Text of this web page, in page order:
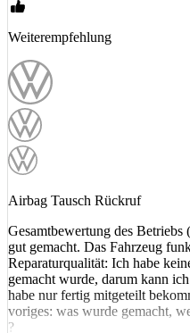
Weiterempfehlung
Airbag Tausch Rückruf
Gesamtbewertung des
gut gemacht. Das Fahrzeug
Reparaturqualität: Ich habe
gemacht wurde, darum kann
habe nur fertig mitgeteilt
voriges: was wurde gemacht,
?